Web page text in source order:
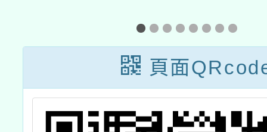
教學應用工作
坊」課程報名期
限更改
頁面